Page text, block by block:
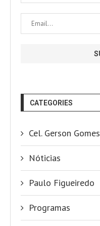
CATEGORIES
Cel. Gerson Gomes
Nóticias
Paulo Figueiredo
Programas